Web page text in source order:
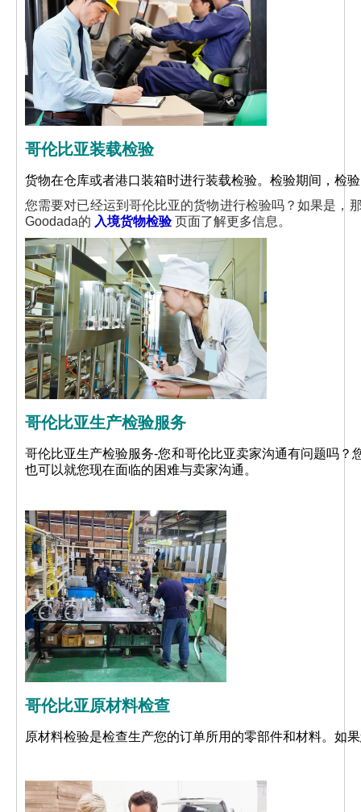
哥伦比亚装载检验
货物在仓库或者港口装箱时进行装载检验。检验期间，检
您需要对已经运到哥伦比亚的货物进行检验吗？如果是，
Goodada的 入境货物检验页面了解更多信息。
哥伦比亚生产检验服务
哥伦比亚生产检验服务-您和哥伦比亚卖家沟通有问题吗
也可以就您现在面临的困难与卖家沟通。
哥伦比亚原材料检查
原材料检验是检查生产您的订单所用的零部件和材料。如